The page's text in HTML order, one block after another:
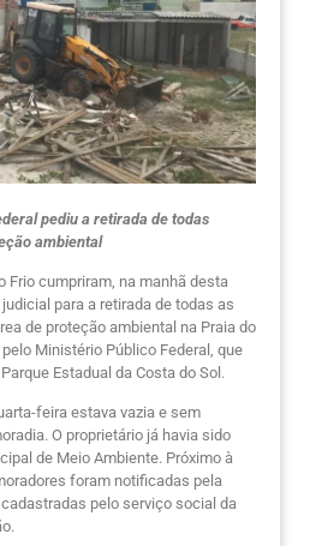
pediu a retirada de todas
ambiental
Frio cumpriram, na manhã desta
para a retirada de todas as
de proteção ambiental na Praia do
Ministério Público Federal, que
Estadual da Costa do Sol.
feira estava vazia e sem
O proprietário já havia sido
de Meio Ambiente. Próximo à
foram notificadas pela
pelo serviço social da